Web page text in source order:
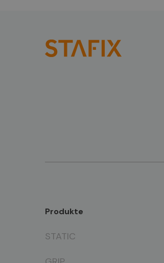
Produkte
STATIC